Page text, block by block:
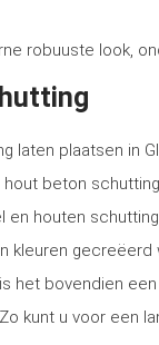
robuuste look,
laten plaatsen in
beton
en houten
kleuren
het bovendien
kunt u voor een